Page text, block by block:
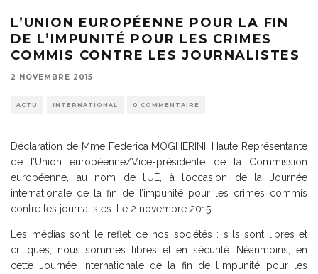
L’UNION EUROPÉENNE POUR LA FIN
DE L’IMPUNITÉ POUR LES CRIMES
COMMIS CONTRE LES JOURNALISTES
2 NOVEMBRE 2015
ACTU INTERNATIONAL 0 COMMENTAIRE
Déclaration de Mme Federica MOGHERINI, Haute Représentante
de l’Union européenne/Vice-présidente de la Commission
européenne, au nom de l’UE, à l’occasion de la Journée
internationale de la fin de l’impunité pour les crimes commis
contre les journalistes. Le 2 novembre 2015.
Les médias sont le reflet de nos sociétés : s’ils sont libres et
critiques, nous sommes libres et en sécurité. Néanmoins, en
cette Journée internationale de la fin de l’impunité pour les